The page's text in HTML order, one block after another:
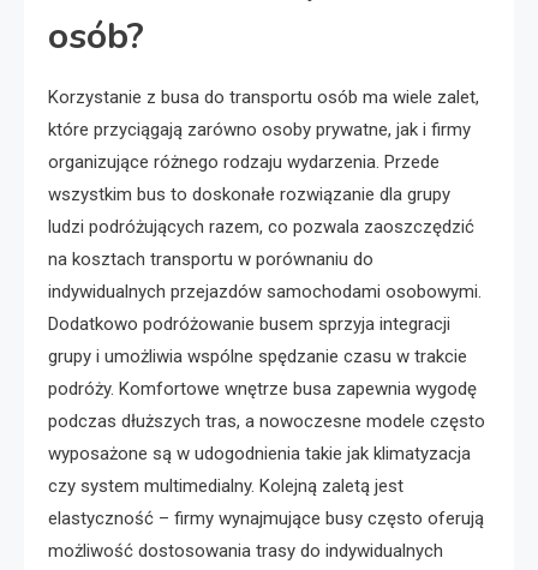
osób?
Korzystanie z busa do transportu osób ma wiele zalet,
które przyciągają zarówno osoby prywatne, jak i firmy
organizujące różnego rodzaju wydarzenia. Przede
wszystkim bus to doskonałe rozwiązanie dla grupy
ludzi podróżujących razem, co pozwala zaoszczędzić
na kosztach transportu w porównaniu do
indywidualnych przejazdów samochodami osobowymi.
Dodatkowo podróżowanie busem sprzyja integracji
grupy i umożliwia wspólne spędzanie czasu w trakcie
podróży. Komfortowe wnętrze busa zapewnia wygodę
podczas dłuższych tras, a nowoczesne modele często
wyposażone są w udogodnienia takie jak klimatyzacja
czy system multimedialny. Kolejną zaletą jest
elastyczność – firmy wynajmujące busy często oferują
możliwość dostosowania trasy do indywidualnych